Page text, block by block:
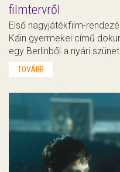
filmtervről
Első nagyjátékfilm-
Káin gyermekei című
egy Berlinből a nyári
TOVÁBB